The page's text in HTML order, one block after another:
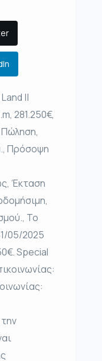
||
281.250€,
Πώληση,
Πρόσοψη
Έκταση
Το
05/2025
Special